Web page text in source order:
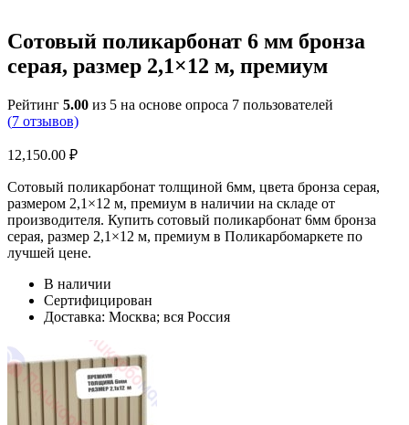
Сотовый поликарбонат 6 мм бронза
серая, размер 2,1×12 м, премиум
Рейтинг 5.00 из 5 на основе опроса 7 пользователей
(7 отзывов)
12,150.00 ₽
Сотовый поликарбонат толщиной 6мм, цвета бронза серая,
размером 2,1×12 м, премиум в наличии на складе от
производителя. Купить сотовый поликарбонат 6мм бронза
серая, размер 2,1×12 м, премиум в Поликарбомаркете по
лучшей цене.
В наличии
Сертифицирован
Доставка: Москва; вся Россия